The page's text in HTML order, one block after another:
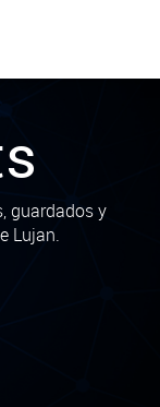
guardados y
Lujan.